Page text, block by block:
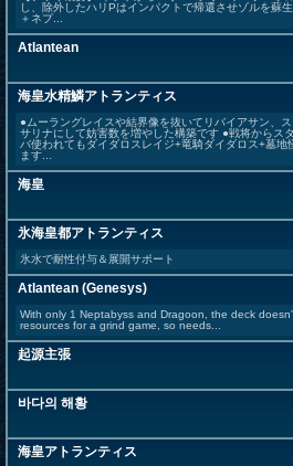
し、除外したハリPはインパクトで帰還させゾルを蘇
＋ネプ...
Atlantean
海皇水精鱗アトランティス
●ムーラングレイスや結界像を抜いてリバイアサン、
サリナにして妨害数を増やした構築です ●戦将からス
バ使われてもダイダロスレイジ+竜騎ダイダロス+墓地
ます...
海皇
氷海皇都アトランティス
氷水で耐性付与＆展開サポート
Atlantean (Genesys)
With only 1 Neptabyss and Dragoon, the deck
resources for a grind game, so needs...
起源主張
바다의 해황
海皇アトランティス